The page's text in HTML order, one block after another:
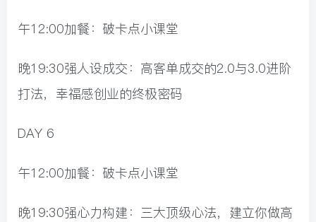
午12:00加餐：破卡点小课堂
晚19:30强人设成交：高客单成交的2.0与3.0进阶
打法，幸福感创业的终极密码
DAY 6
午12:00加餐：破卡点小课堂
晚19:30强心力构建：三大顶级心法，建立你做高